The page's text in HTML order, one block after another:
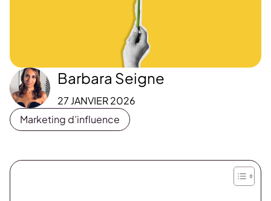
Barbara Seigne
27 JANVIER 2026
Marketing d’influence